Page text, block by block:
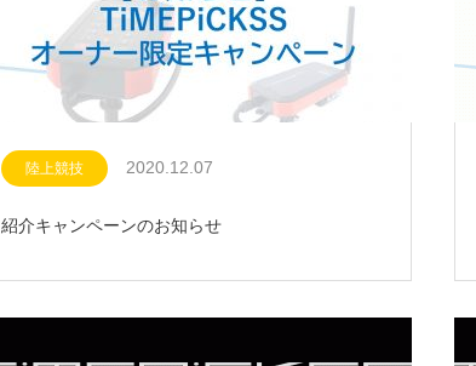
陸上競技 2020.12.07
紹介キャンペーンのお知らせ